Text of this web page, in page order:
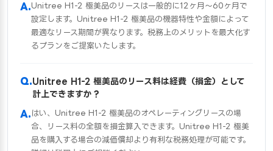
Unitree H1-2 極美品のリースは一般的に12ヶ月〜60ヶ月で
設定します。Unitree H1-2 極美品の機器特性や金額によって
最適なリース期間が異なります。税務上のメリットを最大化す
るプランをご提案いたします。
Unitree H1-2 極美品のリース料は経費（損金）として
計上できますか？
はい、Unitree H1-2 極美品のオペレーティングリースの場
合、リース料の全額を損金算入できます。Unitree H1-2 極美
品を購入する場合の減価償却より有利な税務処理が可能です。